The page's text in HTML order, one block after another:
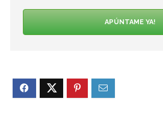
APÚNTAME YA!